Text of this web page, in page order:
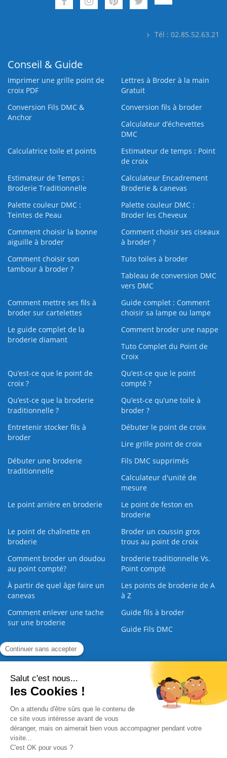
Tél : 02.85.52.63.21
Conseil & Guide
Imprimer une grille point de
croix PDF
Lettres à Broder à la main
Gratuit
Conversion Fils DMC &
Anchor
Conversion fils à broder
Calculateur d’échevettes
DMC
Calculatrice toile et points
Estimateur de temps : Point
de croix
Estimateur de Temps :
Broderie Traditionnelle
Calculateur Encadrement
Broderie & canevas
Palette couleur DMC :
Teintes de Peau
Palette couleur DMC :
Broder les Cheveux
Comment choisir la bonne
aiguille à broder
Comment choisir ses ciseaux
à broder ?
Comment choisir son
tambour à broder ?
Tuto toiles à broder
Tableau de conversion DMC
vers DMC
Comment mettre ses fils à
broder sur cartelettes
Guide complet : Comment
choisir sa lampe ou lampe
Le guide complet de la
broderie diamant
Comment broder une nappe
Tuto Complet du Point de
Croix
Qu’est-ce que le point de
croix ?
Qu’est-ce que le point
compté ?
Qu’est-ce que la broderie
traditionnelle ?
Qu’est‑ce qu’une toile à
broder ?
Entretenir stocker fils à
broder
Débuter le point de croix
Lire grille point de croix
Débuter une broderie
traditionnelle
Fils DMC supprimés
Calculateur d'unité de
mesure
Le point arrière en broderie
Le point de feston en
broderie
Le point de chaînette en
broderie
Broder un coussin gros
trous au point de croix
Comment broder un doudou
au point compté?
broderie traditionnelle Vs.
Point compté
À partir de quel âge faire un
canevas
Les points de broderie de A
à Z
Comment enlever une tache
sur une broderie
Guide fils à broder
Guide Fils DMC
Guide de la Broderie
Nous contacter |
Paiement sécurisé